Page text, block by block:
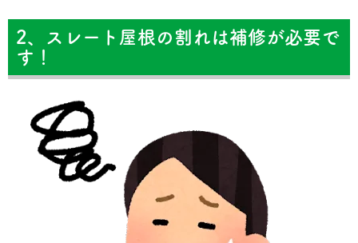
2、スレート屋根の割れは補修が必要で
す！